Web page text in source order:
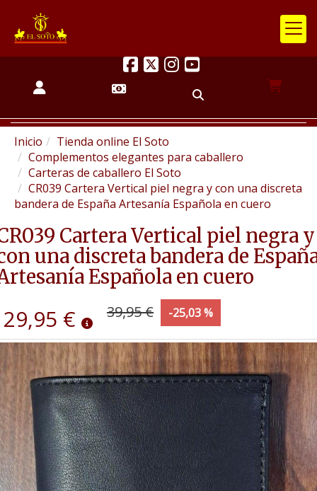
Inicio
Tienda online El Soto
Complementos elegantes para caballero
Carteras de caballero El Soto
CR039 Cartera Vertical piel negra y con una discreta
bandera de España Artesanía Española en cuero
Cartera Vertical piel negra y
una discreta bandera de
Española en cuero
29,95 € 39,95 € -25,03 %